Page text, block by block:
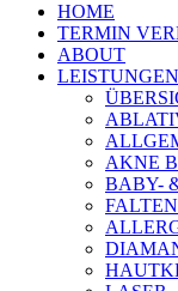
HOME
TERMIN
ABOUT
LEISTUNGEN
AKNE
BABY-